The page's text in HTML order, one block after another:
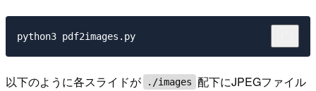
以下のように各スライドが ./images 配下にJPEGファイル